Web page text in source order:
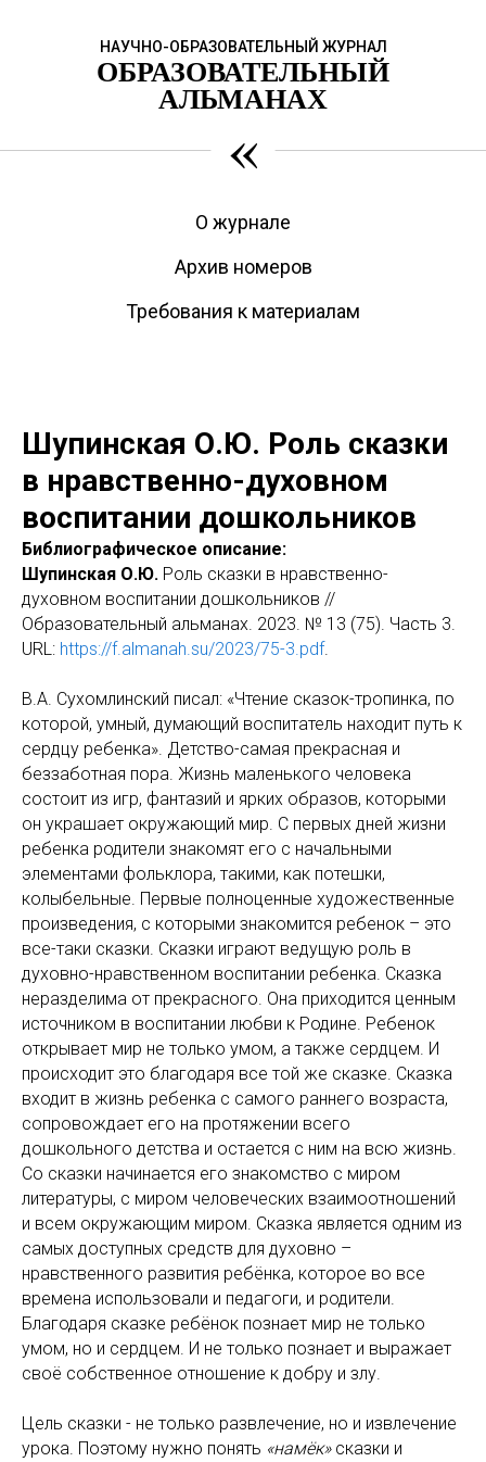
НАУЧНО-ОБРАЗОВАТЕЛЬНЫЙ ЖУРНАЛ
ОБРАЗОВАТЕЛЬНЫЙ
АЛЬМАНАХ
«
О журнале
Архив номеров
Требования к материалам
Шупинская О.Ю. Роль сказки
в нравственно-духовном
воспитании дошкольников
Библиографическое описание:
Шупинская О.Ю. Роль сказки в нравственно-
духовном воспитании дошкольников //
Образовательный альманах. 2023. № 13 (75). Часть 3.
URL: https://f.almanah.su/2023/75-3.pdf.
В.А. Сухомлинский писал: «Чтение сказок-тропинка, по
которой, умный, думающий воспитатель находит путь к
сердцу ребенка». Детство-самая прекрасная и
беззаботная пора. Жизнь маленького человека
состоит из игр, фантазий и ярких образов, которыми
он украшает окружающий мир. С первых дней жизни
ребенка родители знакомят его с начальными
элементами фольклора, такими, как потешки,
колыбельные. Первые полноценные художественные
произведения, с которыми знакомится ребенок – это
все-таки сказки. Сказки играют ведущую роль в
духовно-нравственном воспитании ребенка. Сказка
неразделима от прекрасного. Она приходится ценным
источником в воспитании любви к Родине. Ребенок
открывает мир не только умом, а также сердцем. И
происходит это благодаря все той же сказке. Сказка
входит в жизнь ребенка с самого раннего возраста,
сопровождает его на протяжении всего
дошкольного детства и остается с ним на всю жизнь.
Со сказки начинается его знакомство с миром
литературы, с миром человеческих взаимоотношений
и всем окружающим миром. Сказка является одним из
самых доступных средств для духовно –
нравственного развития ребёнка, которое во все
времена использовали и педагоги, и родители.
Благодаря сказке ребёнок познает мир не только
умом, но и сердцем. И не только познает и выражает
своё собственное отношение к добру и злу.
Цель сказки - не только развлечение, но и извлечение
урока. Поэтому нужно понять «намёк»сказки и